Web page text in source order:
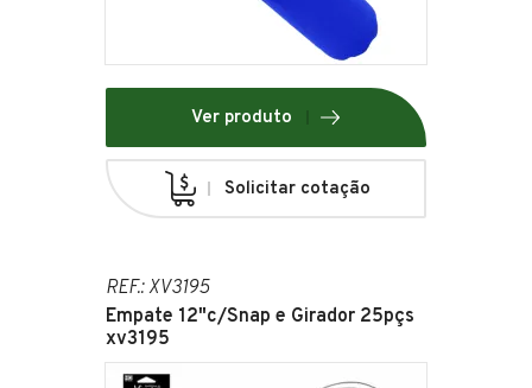
Ver produto
Solicitar cotação
REF.: XV3195
Empate 12"c/Snap e Girador 25pçs
xv3195